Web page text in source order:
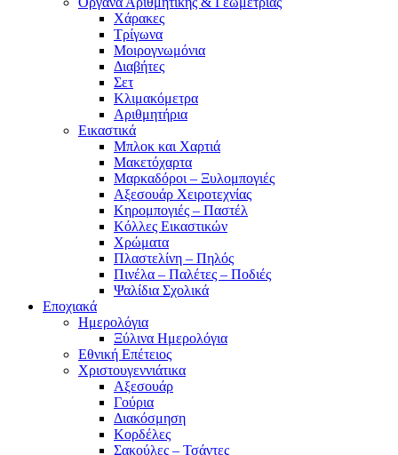
Χάρακες
Τρίγωνα
Mοιρογνωμόνια
Διαβήτες
Σετ
Κλιμακόμετρα
Αριθμητήρια
Εικαστικά
Μπλοκ και Χαρτιά
Μακετόχαρτα
Μαρκαδόροι – Ξυλομπογιές
Αξεσουάρ Χειροτεχνίας
Κηρομπογιές – Παστέλ
Κόλλες Εικαστικών
Χρώματα
Πλαστελίνη – Πηλός
Πινέλα – Παλέτες – Ποδιές
Ψαλίδια Σχολικά
Εποχιακά
Ημερολόγια
Ξύλινα Ημερολόγια
Εθνική Επέτειος
Χριστουγεννιάτικα
Αξεσουάρ
Γούρια
Διακόσμηση
Κορδέλες
Σακούλες – Τσάντες